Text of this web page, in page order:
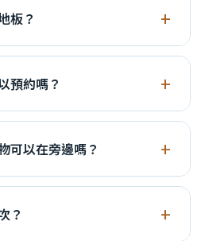
備資料。其他清洗工具一般由
板？
安排排水，盡量保持地面乾
、地毯或訂造櫃，預約時可先
預約嗎？
正確換水及濾材處理，尤其是
質變化更快。
可以在旁邊嗎？
水桶、電線及工具。清洗期間
設備，安全起見最好由成人協
？